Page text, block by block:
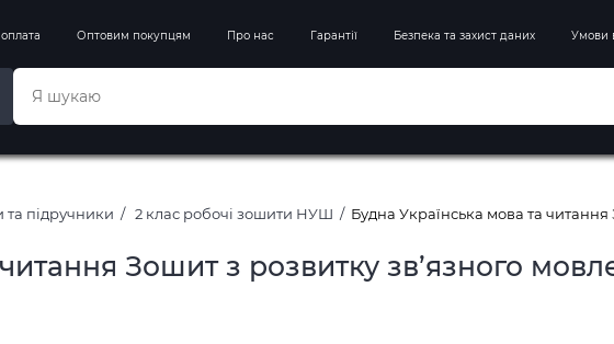
Оптовим покупцям Про нас Гарантії Безпека та захист даних Умови
та підручники 2 клас робочі зошити НУШ Будна Українська мова та
Зошит з розвитку зв’язного